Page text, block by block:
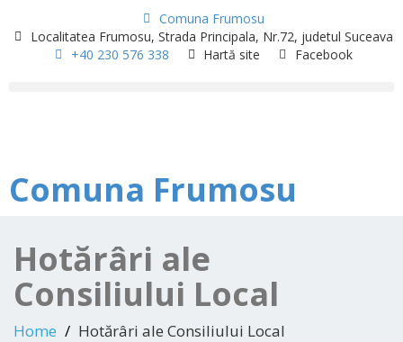
Comuna Frumosu
Localitatea Frumosu, Strada Principala, Nr.72, judetul Suceava
+40 230 576 338
Hartă site Facebook
Comuna Frumosu
Hotărâri ale
Consiliului Local
Home Hotărâri ale Consiliului Local